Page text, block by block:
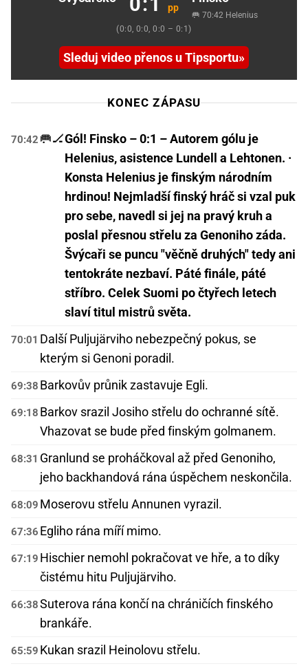
pp
(0:0, 0:0, 0:0 – 0:1)
🥅 70:42 Helenius
Sleduj video přenos u Tipsportu
KONEC ZÁPASU
70:42 🥅🏒Gól! Finsko – 0:1 – Autorem gólu je
Helenius, asistence Lundell a Lehtonen. ·
Konsta Helenius je finským národním
hrdinou! Nejmladší finský hráč si vzal puk
pro sebe, navedl si jej na pravý kruh a
poslal přesnou střelu za Genoniho záda.
Švýcaři se puncu "věčně druhých" tedy ani
tentokráte nezbaví. Páté finále, páté
stříbro. Celek Suomi po čtyřech letech
slaví titul mistrů světa.
70:01 Další Puljujärviho nebezpečný pokus, se
kterým si Genoni poradil.
69:38 Barkovův průnik zastavuje Egli.
69:18 Barkov srazil Josiho střelu do ochranné sítě.
Vhazovat se bude před finským golmanem.
68:31 Granlund se proháčkoval až před Genoniho,
jeho backhandová rána úspěchem neskončila.
68:09 Moserovu střelu Annunen vyrazil.
67:36 Egliho rána míří mimo.
67:19 Hischier nemohl pokračovat ve hře, a to díky
čistému hitu Puljujärviho.
66:38Suterova rána končí na chráničích finského
brankáře.
65:59 Kukan srazil Heinolovu střelu.